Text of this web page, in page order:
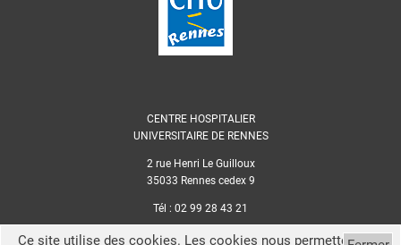
Ce site utilise des cookies. Les cookies nous permettent de
CENTRE HOSPITALIER
UNIVERSITAIRE DE RENNES
2 rue Henri Le Guilloux
35033 Rennes cedex 9
Tél : 02 99 28 43 21
Mentions légales